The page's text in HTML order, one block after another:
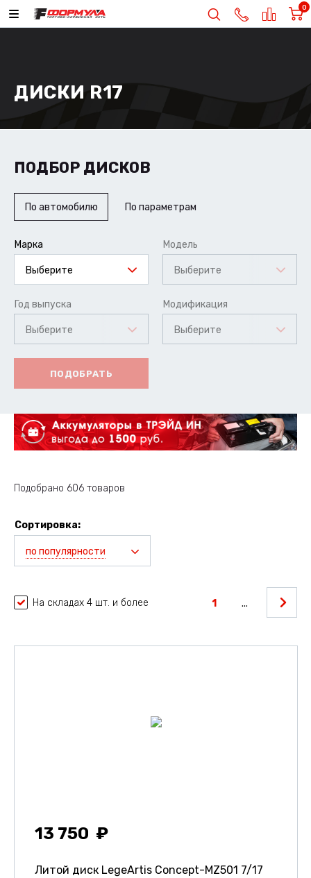
0
ДИСКИ R17
ПОДБОР ДИСКОВ
По автомобилю По параметрам
Марка
Выберите
Модель
Выберите
Год выпуска
Выберите
Модификация
Выберите
ПОДОБРАТЬ
Подобрано 606 товаров
Сортировка:
по популярности
На складах 4 шт. и более 1 ...
13 750
Литой диск LegeArtis Concept-MZ501 7/17